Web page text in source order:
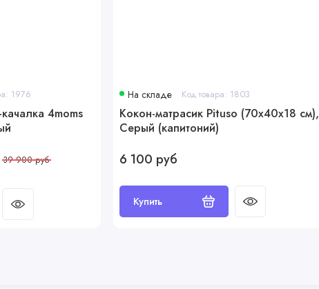
1976
4moms
39 900 руб
На складе Код товара: 1803
Кокон-матрасик Pituso (70x40x18 см),
Серый (капитоний)
6 100 руб
Купить